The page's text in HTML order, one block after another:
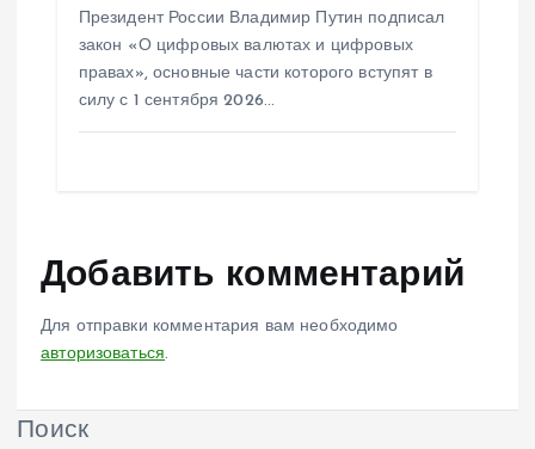
Президент России Владимир Путин подписал
закон «О цифровых валютах и цифровых
правах», основные части которого вступят в
силу с 1 сентября 2026…
Добавить комментарий
Для отправки комментария вам необходимо
авторизоваться.
Поиск